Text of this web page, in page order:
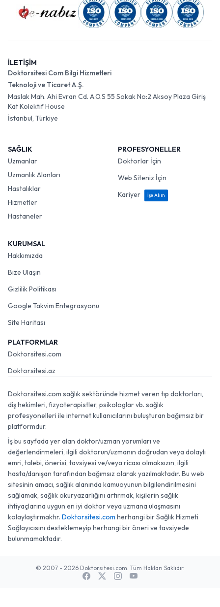
İLETİŞİM
Doktorsitesi Com Bilgi Hizmetleri
Teknoloji ve Ticaret A.Ş.
Maslak Mah. Ahi Evran Cd. A.O.S 55 Sokak No:2 Aksoy Plaza Giriş
Kat Kolektif House
İstanbul, Türkiye
SAĞLIK
Uzmanlar
Uzmanlık Alanları
Hastalıklar
Hizmetler
Hastaneler
PROFESYONELLER
Doktorlar İçin
Web Siteniz İçin
Kariyer
İşe Alım
KURUMSAL
Hakkımızda
Bize Ulaşın
Gizlilik Politikası
Google Takvim Entegrasyonu
Site Haritası
PLATFORMLAR
Doktorsitesi.com
Doktorsitesi.az
Doktorsitesi.com sağlık sektöründe hizmet veren tıp doktorları,
diş hekimleri, fizyoterapistler, psikologlar vb. sağlık
profesyonelleri ile internet kullanıcılarını buluşturan bağımsız bir
platformdur.
İş bu sayfada yer alan doktor/uzman yorumları ve
değerlendirmeleri, ilgili doktorun/uzmanın doğrudan veya dolaylı
emri, talebi, önerisi, tavsiyesi ve/veya ricası olmaksızın, ilgili
hasta/danışan tarafından bağımsız olarak yazılmaktadır. Bu web
sitesinin amacı, sağlık alanında kamuoyunun bilgilendirilmesini
sağlamak, sağlık okuryazarlığını artırmak, kişilerin sağlık
ihtiyaçlarına uygun en iyi doktor veya uzmana ulaşmasını
kolaylaştırmaktır. Doktorsitesi.com herhangi bir Sağlık Hizmeti
Sağlayıcısını desteklemeyip herhangi bir öneri ve tavsiyede
bulunmamaktadır.
© 2007 - 2026 Doktorsitesi.com. Tüm Hakları Saklıdır.